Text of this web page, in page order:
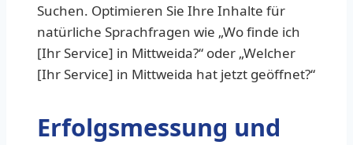
Suchen. Optimieren Sie Ihre Inhalte für
natürliche Sprachfragen wie „Wo finde ich
[Ihr Service] in Mittweida?“ oder „Welcher
[Ihr Service] in Mittweida hat jetzt geöffnet?“
Erfolgsmessung und